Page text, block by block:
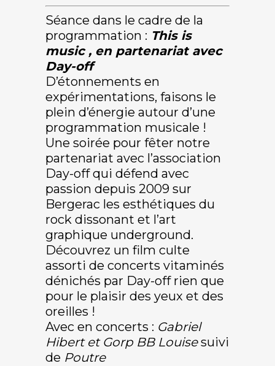
Séance dans le cadre de la
programmation : This is
music , en partenariat avec
Day-off
D’étonnements en
expérimentations, faisons le
plein d’énergie autour d’une
programmation musicale !
Une soirée pour fêter notre
partenariat avec l’association
Day-off qui défend avec
passion depuis 2009 sur
Bergerac les esthétiques du
rock dissonant et l’art
graphique underground.
Découvrez un film culte
assorti de concerts vitaminés
dénichés par Day-off rien que
pour le plaisir des yeux et des
oreilles !
Avec en concerts : Gabriel
Hibert et Gorp BB Louisesuivi
de Poutre